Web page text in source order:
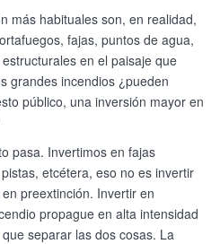
más habituales son, en realidad,
fajas, puntos de agua,
en el paisaje que
grandes incendios ¿pueden
público, una inversión mayor en
pasa. Invertimos en fajas
etcétera, eso no es invertir
preextinción. Invertir en
propague en alta intensidad
separar las dos cosas. La